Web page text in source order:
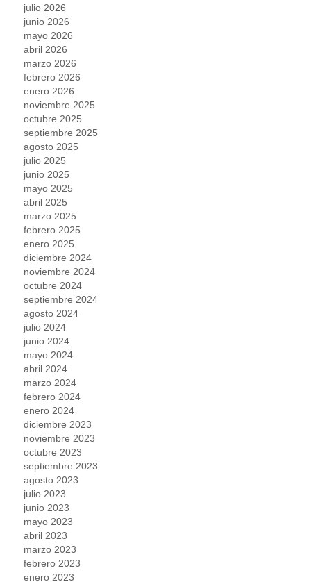
julio 2026
junio 2026
mayo 2026
abril 2026
marzo 2026
febrero 2026
enero 2026
noviembre 2025
octubre 2025
septiembre 2025
agosto 2025
julio 2025
junio 2025
mayo 2025
abril 2025
marzo 2025
febrero 2025
enero 2025
diciembre 2024
noviembre 2024
octubre 2024
septiembre 2024
agosto 2024
julio 2024
junio 2024
mayo 2024
abril 2024
marzo 2024
febrero 2024
enero 2024
diciembre 2023
noviembre 2023
octubre 2023
septiembre 2023
agosto 2023
julio 2023
junio 2023
mayo 2023
abril 2023
marzo 2023
febrero 2023
enero 2023